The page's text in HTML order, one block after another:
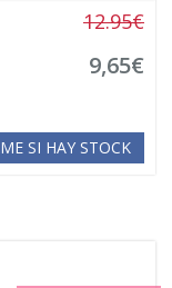
12.95€
9,65€
SI HAY STOCK